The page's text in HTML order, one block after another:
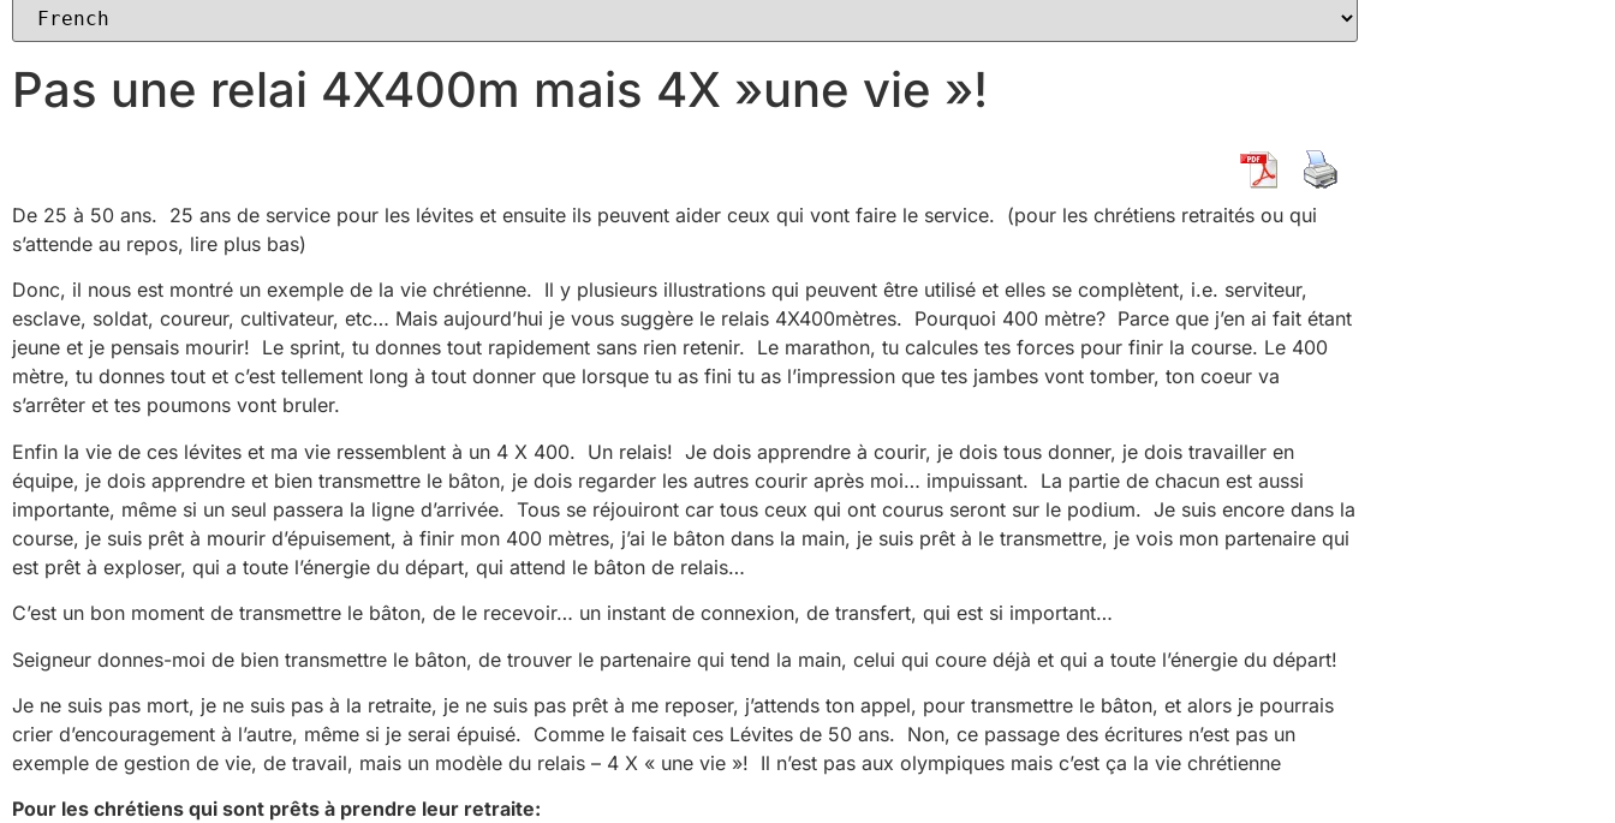
Pas une relai 4X400m mais 4X »une vie »!
De 25 à 50 ans. 25 ans de service pour les lévites et ensuite ils peuvent aider ceux qui vont faire le service. (pour les chrétiens retraités ou qui
s’attende au repos, lire plus bas)
Donc, il nous est montré un exemple de la vie chrétienne. Il y plusieurs illustrations qui peuvent être utilisé et elles se complètent, i.e. serviteur,
esclave, soldat, coureur, cultivateur, etc… Mais aujourd’hui je vous suggère le relais 4X400mètres. Pourquoi 400 mètre? Parce que j’en ai fait étant
jeune et je pensais mourir! Le sprint, tu donnes tout rapidement sans rien retenir. Le marathon, tu calcules tes forces pour finir la course. Le 400
mètre, tu donnes tout et c’est tellement long à tout donner que lorsque tu as fini tu as l’impression que tes jambes vont tomber, ton coeur va
s’arrêter et tes poumons vont bruler.
Enfin la vie de ces lévites et ma vie ressemblent à un 4 X 400. Un relais! Je dois apprendre à courir, je dois tous donner, je dois travailler en
équipe, je dois apprendre et bien transmettre le bâton, je dois regarder les autres courir après moi… impuissant. La partie de chacun est aussi
importante, même si un seul passera la ligne d’arrivée. Tous se réjouiront car tous ceux qui ont courus seront sur le podium. Je suis encore dans la
course, je suis prêt à mourir d’épuisement, à finir mon 400 mètres, j’ai le bâton dans la main, je suis prêt à le transmettre, je vois mon partenaire qui
est prêt à exploser, qui a toute l’énergie du départ, qui attend le bâton de relais…
C’est un bon moment de transmettre le bâton, de le recevoir… un instant de connexion, de transfert, qui est si important…
Seigneur donnes-moi de bien transmettre le bâton, de trouver le partenaire qui tend la main, celui qui coure déjà et qui a toute l’énergie du départ!
Je ne suis pas mort, je ne suis pas à la retraite, je ne suis pas prêt à me reposer, j’attends ton appel, pour transmettre le bâton, et alors je pourrais
crier d’encouragement à l’autre, même si je serai épuisé. Comme le faisait ces Lévites de 50 ans. Non, ce passage des écritures n’est pas un
exemple de gestion de vie, de travail, mais un modèle du relais – 4 X « une vie »! Il n’est pas aux olympiques mais c’est ça la vie chrétienne
Pour les chrétiens qui sont prêts à prendre leur retraite: